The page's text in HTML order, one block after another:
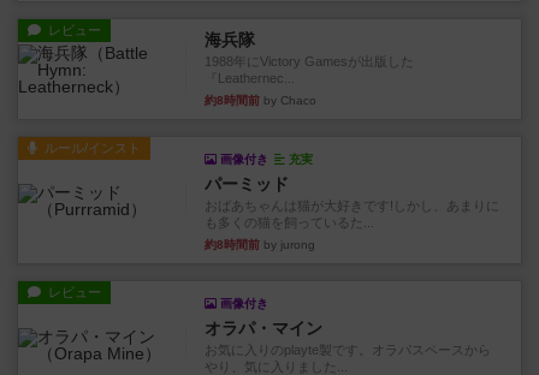
レビュー 海兵隊
1988年にVictory Gamesが出版した
『Leathernec...
約8時間前 by Chaco
ルール/インスト
画像付き 充実
パーミッド
おばあちゃんは猫が大好きです!しかし、あまりに
も多くの猫を飼っているた...
約8時間前 by jurong
レビュー
画像付き
オラパ・マイン
お気に入りのplayte製です。オラパスペースから
やり、気に入りました...